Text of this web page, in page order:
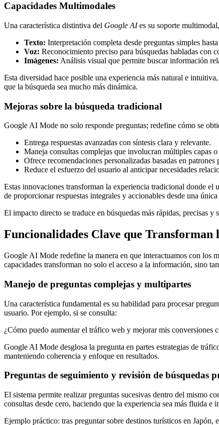
Capacidades Multimodales
Una característica distintiva del Google AIes su soporte
Texto: Interpretación completa desde preguntas simples
Voz: Reconocimiento preciso para búsquedas habladas con
Imágenes: Análisis visual que permite buscar información
Esta diversidad hace posible una experiencia más natural e
que la búsqueda sea mucho más dinámica.
Mejoras sobre la búsqueda tradicional
Google AI Mode no solo responde preguntas; redefine cómo se
Entrega respuestas avanzadas con síntesis clara y relevante.
Maneja consultas complejas que involucran múltiples capas o
Ofrece recomendaciones personalizadas basadas en
Reduce el esfuerzo del usuario al anticipar necesidades
Estas innovaciones transforman la experiencia tradicional donde el
de proporcionar respuestas integrales y accionables desde una
El impacto directo se traduce en búsquedas más rápidas, precisas
Funcionalidades Clave que Transforman
Google AI Mode redefine la manera en que interactuamos con los
capacidades transforman no solo el acceso a la información, sino
Manejo de preguntas complejas y multipartes
Una característica fundamental es su habilidad para procesar
usuario. Por ejemplo, si se consulta:
¿Cómo puedo aumentar el tráfico web y mejorar mis conversiones
Google AI Mode desglosa la pregunta en partes estrategias de
manteniendo coherencia y enfoque en resultados.
Preguntas de seguimiento y revisión de búsquedas
El sistema permite realizar preguntas sucesivas dentro del mismo
consultas desde cero, haciendo que la experiencia sea más fluida e
Ejemplo práctico: tras preguntar sobre destinos turísticos en Japón,